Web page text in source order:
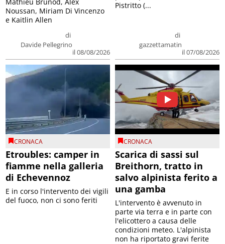
di
Davide Pellegrino
il 08/08/2026
Noussan, Miriam Di Vincenzo
e Kaitlin Allen
di
gazzettamatin
il 07/08/2026
Pistritto (...
CRONACA
Etroubles: camper in
fiamme nella galleria
di Echevennoz
E in corso l'intervento dei vigili
del fuoco, non ci sono feriti
CRONACA
Scarica di sassi sul
Breithorn, tratto in
salvo alpinista ferito a
una gamba
L'intervento è avvenuto in
parte via terra e in parte con
l'elicottero a causa delle
condizioni meteo. L'alpinista
non ha riportato gravi ferite